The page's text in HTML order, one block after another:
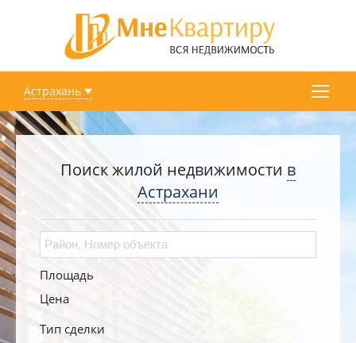
Астрахань
Поиск жилой недвижимости в
Астрахани
Площадь
Цена
Тип сделки